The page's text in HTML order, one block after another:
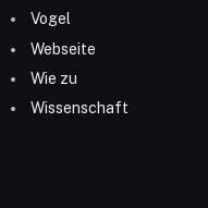
Vogel
Webseite
Wie zu
Wissenschaft